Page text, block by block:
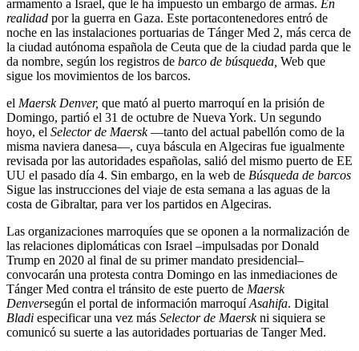
armamento a Israel, que le ha impuesto un embargo de armas. En
realidad por la guerra en Gaza. Este portacontenedores entró de
noche en las instalaciones portuarias de Tánger Med 2, más cerca de
la ciudad autónoma española de Ceuta que de la ciudad parda que le
da nombre, según los registros de barco de búsqueda, Web que
sigue los movimientos de los barcos.
el Maersk Denver, que mató al puerto marroquí en la prisión de
Domingo, partió el 31 de octubre de Nueva York. Un segundo
hoyo, el Selector de Maersk —tanto del actual pabellón como de la
misma naviera danesa—, cuya báscula en Algeciras fue igualmente
revisada por las autoridades españolas, salió del mismo puerto de EE
UU el pasado día 4. Sin embargo, en la web de Búsqueda de barcos
Sigue las instrucciones del viaje de esta semana a las aguas de la
costa de Gibraltar, para ver los partidos en Algeciras.
Las organizaciones marroquíes que se oponen a la normalización de
las relaciones diplomáticas con Israel –impulsadas por Donald
Trump en 2020 al final de su primer mandato presidencial–
convocarán una protesta contra Domingo en las inmediaciones de
Tánger Med contra el tránsito de este puerto de Maersk
Denversegún el portal de información marroquíAsahifa. Digital
Bladi especificar una vez más Selector de Maerskni siquiera se
comunicó su suerte a las autoridades portuarias de Tanger Med.